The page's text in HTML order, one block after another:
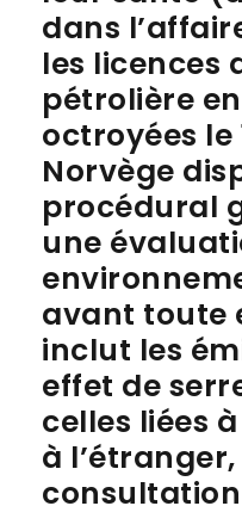
dans
les licences
pétrolière
octroyées le
Norvège
procédural
une
avant toute
inclut les
effet de
celles liées
à